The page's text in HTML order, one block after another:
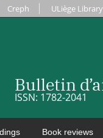
Creph ULiège Library
Bulletin
ISSN: 1782-2041
Book reviews